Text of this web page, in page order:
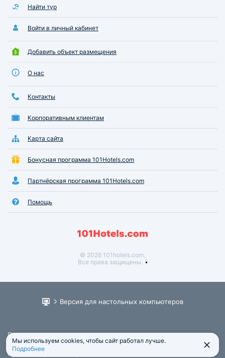
Найти тур
Войти в личный кабинет
Добавить объект размещения
О нас
Контакты
Корпоративным клиентам
Карта сайта
Бонусная программа 101Hotels.com
Партнёрская программа 101Hotels.com
Помощь
© 2026 101hotels.com.
Все права защищены.
Версия для настольных компьютеров
Пользовательское соглашение
Юридическая информация
Политика обработки персональных данных
Мы используем cookies, чтобы сайт работал лучше.
Подробнее